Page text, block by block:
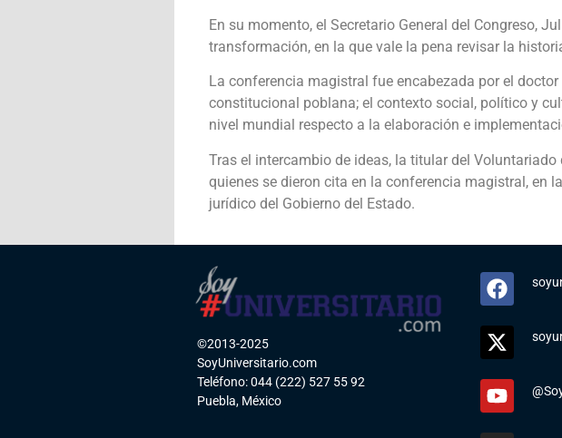
En su momento, el Secretario General del Congreso,
transformación, en la que vale la pena revisar la
La conferencia magistral fue encabezada por el
constitucional poblana; el contexto social, político y
nivel mundial respecto a la elaboración e
Tras el intercambio de ideas, la titular del
quienes se dieron cita en la conferencia magistral, en
jurídico del Gobierno del Estado.
©2013-2025
SoyUniversitario.com
Teléfono: 044 (222) 527 55 92
Puebla, México